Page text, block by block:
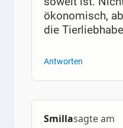
ökonomisch,
die
Antworten
Smillasagte am